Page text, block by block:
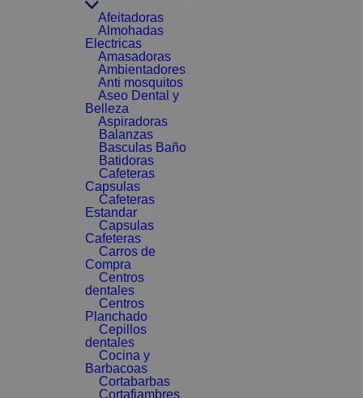
Afeitadoras
Almohadas
Electricas
Amasadoras
Ambientadores
Anti mosquitos
Aseo Dental y
Belleza
Aspiradoras
Balanzas
Basculas Baño
Batidoras
Cafeteras
Capsulas
Cafeteras
Estandar
Capsulas
Cafeteras
Carros de
Compra
Centros
dentales
Centros
Planchado
Cepillos
dentales
Cocina y
Barbacoas
Cortabarbas
Cortafiambres